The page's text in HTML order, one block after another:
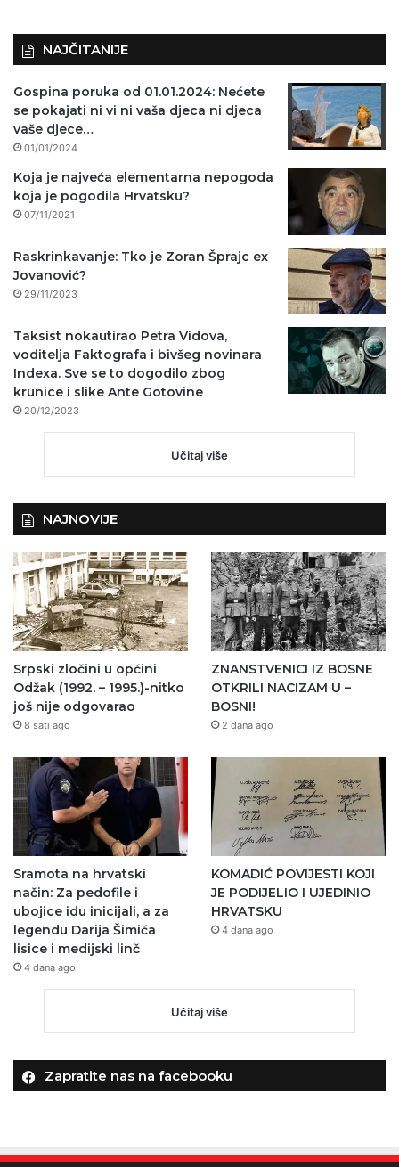
NAJČITANIJE
Gospina poruka od 01.01.2024: Nećete
se pokajati ni vi ni vaša djeca ni djeca
vaše djece…
01/01/2024
Koja je najveća elementarna nepogoda
koja je pogodila Hrvatsku?
07/11/2021
Raskrinkavanje: Tko je Zoran Šprajc ex
Jovanović?
29/11/2023
Taksist nokautirao Petra Vidova,
voditelja Faktografa i bivšeg novinara
Indexa. Sve se to dogodilo zbog
krunice i slike Ante Gotovine
20/12/2023
Učitaj više
NAJNOVIJE
Srpski zločini u općini
Odžak (1992. – 1995.)-nitko
još nije odgovarao
8 sati ago
ZNANSTVENICI IZ BOSNE
OTKRILI NACIZAM U –
BOSNI!
2 dana ago
Sramota na hrvatski
način: Za pedofile i
ubojice idu inicijali, a za
legendu Darija Šimića
lisice i medijski linč
4 dana ago
KOMADIĆ POVIJESTI KOJI
JE PODIJELIO I UJEDINIO
HRVATSKU
4 dana ago
Učitaj više
Zapratite nas na facebooku